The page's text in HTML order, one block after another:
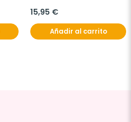
15,95 €
Añadir al carrito